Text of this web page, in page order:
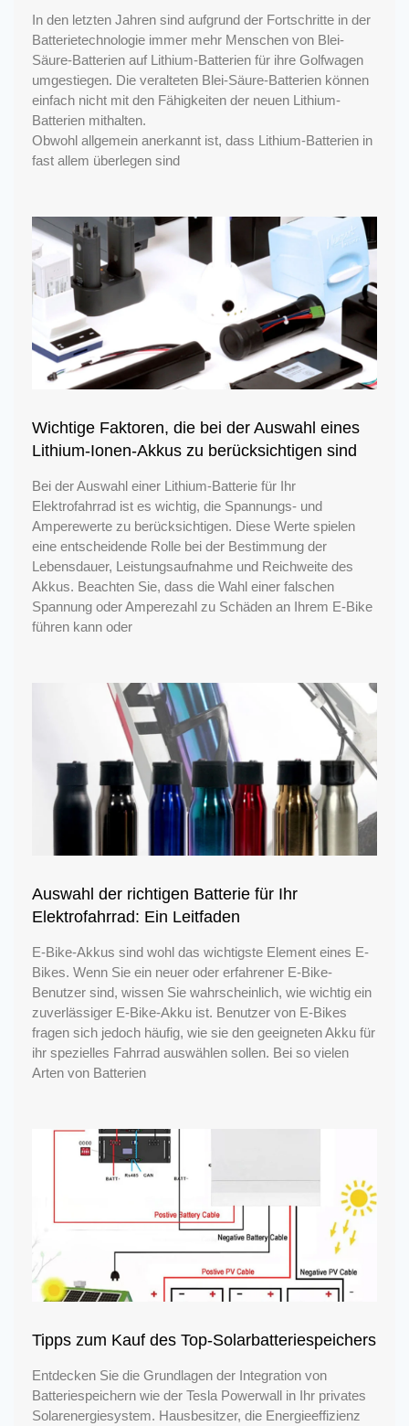
In den letzten Jahren sind aufgrund der Fortschritte in der
Batterietechnologie immer mehr Menschen von Blei-
Säure-Batterien auf Lithium-Batterien für ihre Golfwagen
umgestiegen. Die veralteten Blei-Säure-Batterien können
einfach nicht mit den Fähigkeiten der neuen Lithium-
Batterien mithalten.
Obwohl allgemein anerkannt ist, dass Lithium-Batterien in
fast allem überlegen sind
Wichtige Faktoren, die bei der Auswahl eines
Lithium-Ionen-Akkus zu berücksichtigen sind
Bei der Auswahl einer Lithium-Batterie für Ihr
Elektrofahrrad ist es wichtig, die Spannungs- und
Amperewerte zu berücksichtigen. Diese Werte spielen
eine entscheidende Rolle bei der Bestimmung der
Lebensdauer, Leistungsaufnahme und Reichweite des
Akkus. Beachten Sie, dass die Wahl einer falschen
Spannung oder Amperezahl zu Schäden an Ihrem E-Bike
führen kann oder
Auswahl der richtigen Batterie für Ihr
Elektrofahrrad: Ein Leitfaden
E-Bike-Akkus sind wohl das wichtigste Element eines E-
Bikes. Wenn Sie ein neuer oder erfahrener E-Bike-
Benutzer sind, wissen Sie wahrscheinlich, wie wichtig ein
zuverlässiger E-Bike-Akku ist. Benutzer von E-Bikes
fragen sich jedoch häufig, wie sie den geeigneten Akku für
ihr spezielles Fahrrad auswählen sollen. Bei so vielen
Arten von Batterien
Tipps zum Kauf des Top-Solarbatteriespeichers
Entdecken Sie die Grundlagen der Integration von
Batteriespeichern wie der Tesla Powerwall in Ihr privates
Solarenergiesystem. Hausbesitzer, die Energieeffizienz